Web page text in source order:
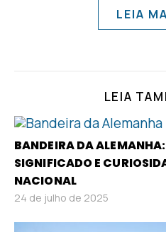
LEIA
LEIA
BANDEIRA DA
SIGNIFICADO E
NACIONAL
24 de julho de 2025